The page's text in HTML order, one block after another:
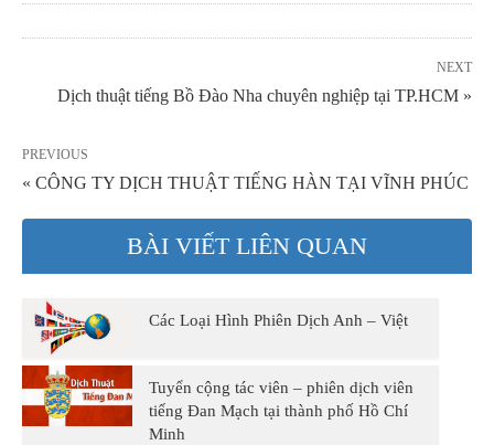
NEXT
Dịch thuật tiếng Bồ Đào Nha chuyên nghiệp tại TP.HCM »
PREVIOUS
« CÔNG TY DỊCH THUẬT TIẾNG HÀN TẠI VĨNH PHÚC
BÀI VIẾT LIÊN QUAN
Các Loại Hình Phiên Dịch Anh – Việt
Tuyển cộng tác viên – phiên dịch viên
tiếng Đan Mạch tại thành phố Hồ Chí
Minh